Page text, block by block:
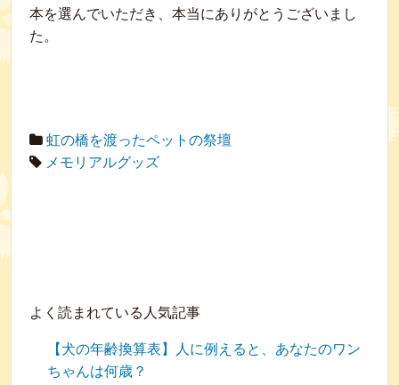
本を選んでいただき、本当にありがとうございまし
た。
虹の橋を渡ったペットの祭壇
メモリアルグッズ
よく読まれている人気記事
【犬の年齢換算表】人に例えると、あなたのワン
ちゃんは何歳？